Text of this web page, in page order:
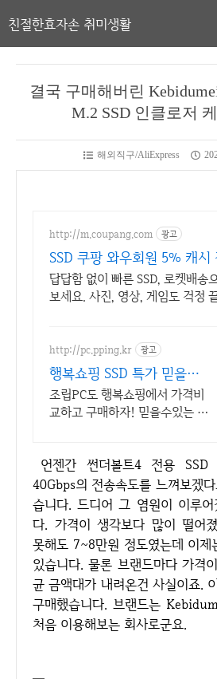
친절한효자손 취미생활
결국 구매해버린
M.2 SSD 인클로저
해외직구/AliExpress
http://m.coupang.com 광고
SSD 쿠팡 와우회원 5% 캐시
답답함 없이 빠른 SSD, 로켓배송
보세요. 사진, 영상, 게임도 걱정
http://pc.pping.kr 광고
행복쇼핑 SSD 특가 믿을수
있는 100% 매매보호
조립PC도 행복쇼핑에서 가격비
교하고 구매하자! 믿을수있는 10
특가 상품도 지금 만나 보세요
언젠간 썬더볼트4 전용 SSD 케이스를 구매해서
40Gbps의 전송속도를 느껴보겠
습니다. 드디어 그 염원이 이루
다. 가격이 생각보다 많이 떨어
못해도 7~8만원 정도였는데 이제
있습니다. 물론 브랜드마다 가격
균 금액대가 내려온건 사실이죠.
구매했습니다. 브랜드는
처음 이용해보는 회사로군요.